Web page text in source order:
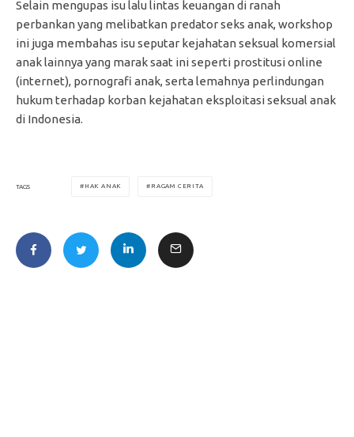
Selain mengupas isu lalu lintas keuangan di ranah
perbankan yang melibatkan predator seks anak, workshop
ini juga membahas isu seputar kejahatan seksual komersial
anak lainnya yang marak saat ini seperti prostitusi online
(internet), pornografi anak, serta lemahnya perlindungan
hukum terhadap korban kejahatan eksploitasi seksual anak
di Indonesia.
TAGS HAK ANAK RAGAM CERITA